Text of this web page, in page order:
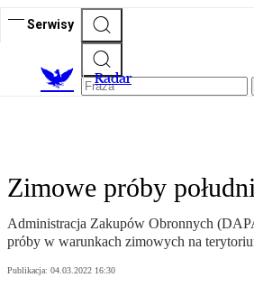
Serwisy
Radar
Zimowe próby
Administracja Zakupów Obronnych
próby w warunkach zimowych na
Publikacja: 04.03.2022 16:30